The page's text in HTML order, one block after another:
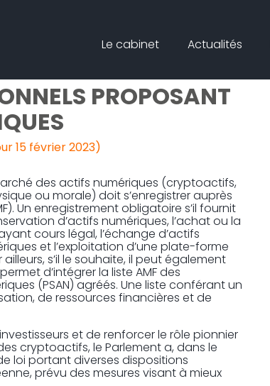
Le cabinet Actualités
RENFORCÉ
PROPOSANT
15 février 2023)
des actifs numériques (cryptoactifs,
ou morale) doit s’enregistrer auprès
Un enregistrement obligatoire s’il fournit
d’actifs numériques, l’achat ou la
cours légal, l’échange d’actifs
et l’exploitation d’une plate-forme
s’il le souhaite, il peut également
d’intégrer la liste AMF des
(PSAN) agréés. Une liste conférant un
de ressources financières et de
et de renforcer le rôle pionnier
cryptoactifs, le Parlement a, dans le
loi portant diverses dispositions
prévu des mesures visant à mieux